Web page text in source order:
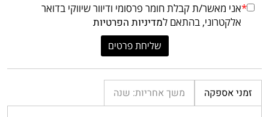
*אני מאשר/ת קבלת חומר פרסומי ודיוור שיווקי בדואר
אלקטרוני, בהתאם למדיניות הפרטיות
זמני אספקה משך אחריות: שנה